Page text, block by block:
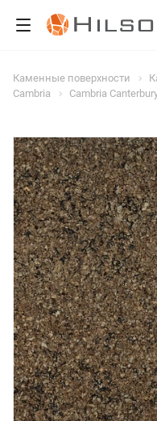
Каменные поверхности
Cambria
Cambria